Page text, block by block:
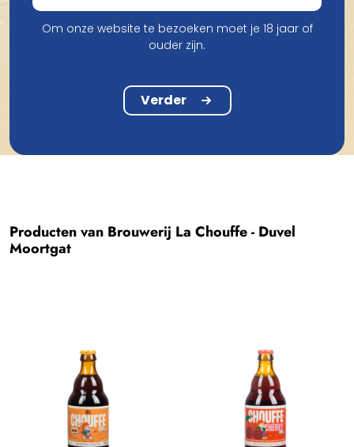
zoals Matthew (Houblon Chouffe) en Micheline
(Cherry Chouffe), de jongste telg! Iedere kabouter
vertegenwoordigt een bier uit het gamma, elk met zijn
Producten van Brouwerij La Chouffe - Duvel
Moortgat
Om onze website te bezoeken moet je 18 jaar of
ouder zijn.
Verder